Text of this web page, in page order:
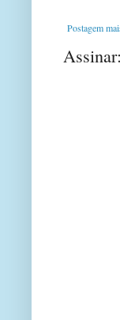
Postagem
Assinar: